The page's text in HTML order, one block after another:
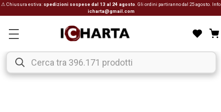
⚠ Chiusura estiva: spedizioni sospese dal 13 al 24 agosto . Gli ordini partiranno dal 25 agosto. Info:
icharta@gmail.com